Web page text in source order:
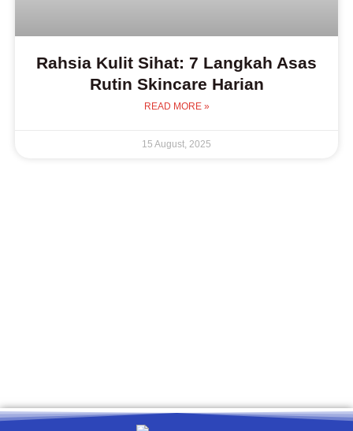
Rahsia Kulit Sihat: 7 Langkah Asas
Rutin Skincare Harian
READ MORE »
15 August, 2025